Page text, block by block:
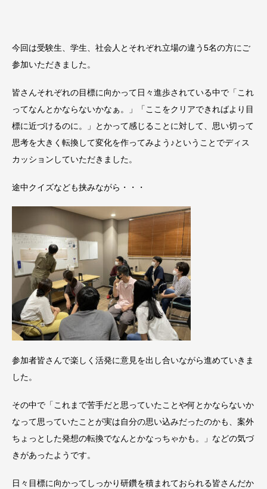
今回は受験生、学生、社会人とそれぞれ立場の違う5名の方にご
参加いただきました。
皆さんそれぞれの目標に向かって日々進歩されている中で「これ
ってなんとかならないかなぁ。」「ここをクリアできればより目
標に近づけるのに。」とかって感じることに対して、思い切って
思考を大きく転換して変化を作ってみよう♪ということでディス
カッションしていただきました。
途中クイズなども挟みながら・・・
参加者皆さんで楽しく活発に意見を出し合いながら進めていきま
した。
その中で「これまで苦手だと思っていたことや何とかならないか
なって思っていたことが実は自分の思い込みだったのかも、案外
ちょっとした発想の転換でなんとかなっちゃかも。」などの気づ
きがあったようです。
日々目標に向かってしっかり研鑽を積まれておられる皆さんだか